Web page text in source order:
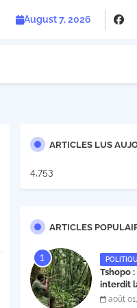
August 7, 2026
ARTICLES LUS
4,753
ARTICLES
Tshopo
interdit
poil et à
août